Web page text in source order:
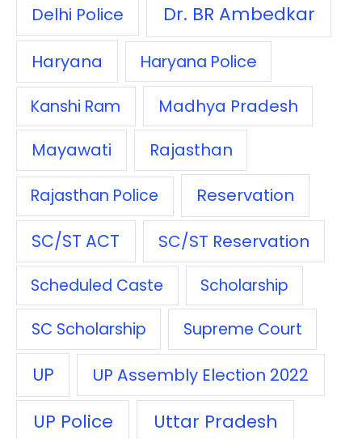
Delhi Police Dr. BR Ambedkar
Haryana Haryana Police
Kanshi Ram
Madhya Pradesh
Mayawati
Rajasthan
Rajasthan Police Reservation
SC/ST ACT SC/ST Reservation
Scheduled Caste Scholarship
SC Scholarship Supreme Court
UP UP Assembly Election 2022
UP Police Uttar Pradesh